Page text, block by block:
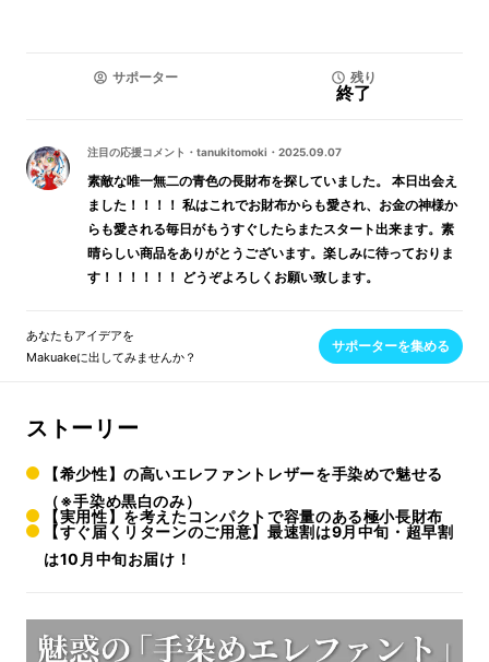
サポーター 残り
終了
注目の応援コメント ・ tanukitomoki ・ 2025.09.07
素敵な唯一無二の青色の長財布を探していました。 本日出会え
ました！！！！ 私はこれでお財布からも愛され、お金の神様か
らも愛される毎日がもうすぐしたらまたスタート出来ます。素
晴らしい商品をありがとうございます。楽しみに待っておりま
す！！！！！！ どうぞよろしくお願い致します。
あなたもアイデアを
Makuakeに出してみませんか？
サポーターを集める
ストーリー
【希少性】の高いエレファントレザーを手染めで魅せる
（※手染め黒白のみ）
【実用性】を考えたコンパクトで容量のある極小長財布
【すぐ届くリターンのご用意】最速割は9月中旬・超早割
は10月中旬お届け！